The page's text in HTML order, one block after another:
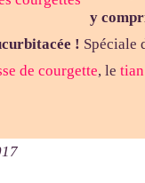
y
! Spéciale
de courgette, le